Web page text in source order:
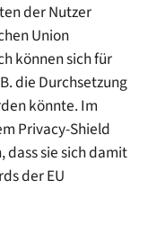
der Nutzer
Union
können sich für
die Durchsetzung
könnte. Im
Privacy-Shield
dass sie sich damit
der EU